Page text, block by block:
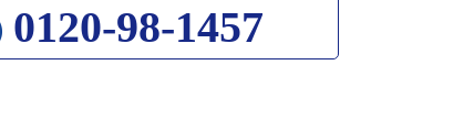
0120-98-1457